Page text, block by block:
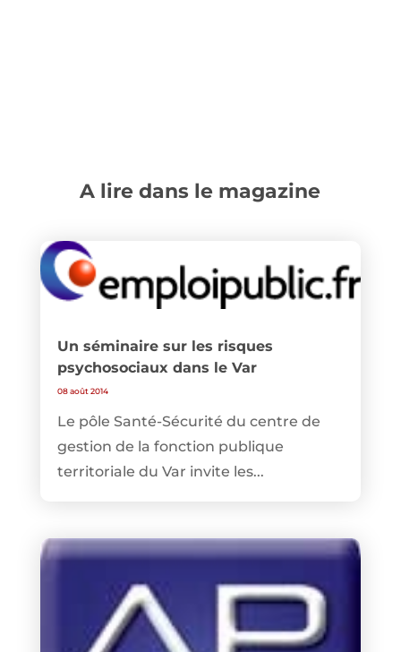
A lire dans le magazine
Un séminaire sur les risques
psychosociaux dans le Var
08 août 2014
Le pôle Santé-Sécurité du centre de
gestion de la fonction publique
territoriale du Var invite les...